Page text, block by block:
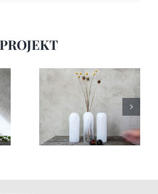
Bruksföremål 15